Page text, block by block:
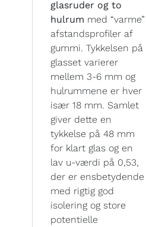
glasruder og to
hulrum med “varme”
afstandsprofiler af
gummi. Tykkelsen på
glasset varierer
mellem 3-6 mm og
hulrummene er hver
især 18 mm. Samlet
giver dette en
tykkelse på 48 mm
for klart glas og en
lav u-værdi på 0,53,
der er ensbetydende
med rigtig god
isolering og store
potentielle